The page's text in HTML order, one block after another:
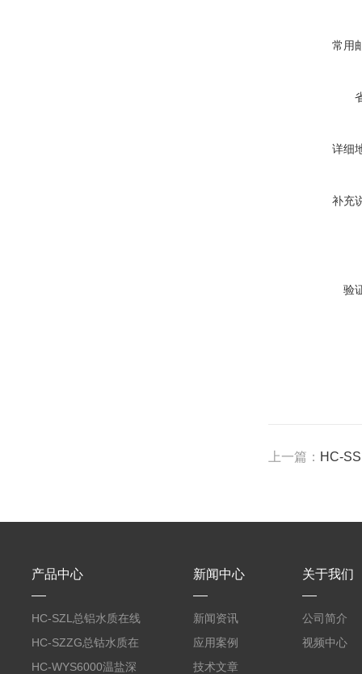
常用
详细
补充
验
上一篇： HC-
产品中心
HC-SZL总铝水质在线
分析仪
HC-SZZG总钴水质在
线分析仪
HC-WYS6000温盐深
新闻中心
新闻资讯
应用案例
技术文章
关于我们
公司简介
视频中心